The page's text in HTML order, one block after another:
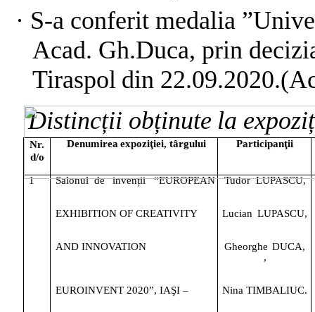
· S-a conferit medalia
Acad. Gh.Duca, prin
Tiraspol din
Distincții obținute la
Nr.
d/o
Denumirea expoziţiei, târgului Participanţii
1 Salonul de invenții “EUROPEAN Tudor LUPASCU,
EXHIBITION OF CREATIVITY Lucian LUPASCU,
AND INNOVATION Gheorghe DUCA,
,
EUROINVENT 2020”, IAŞI – Nina TIMBALIUC.